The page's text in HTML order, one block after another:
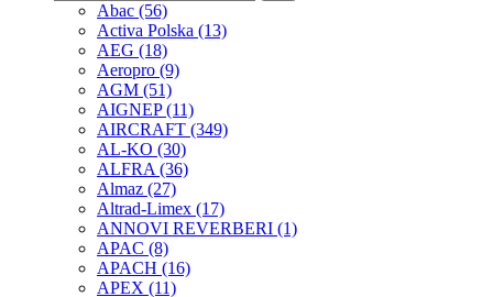
Abac (56)
Activa Polska (13)
AEG (18)
Aeropro (9)
AGM (51)
AIGNEP(11)
AIRCRAFT (349)
AL-KO (30)
ALFRA (36)
Almaz (27)
Altrad-Limex (17)
ANNOVI REVERBERI (1)
APAC (8)
APACH (16)
APEX (11)